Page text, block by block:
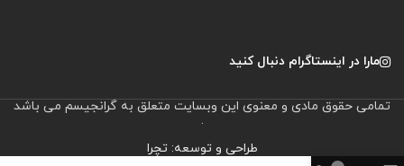
مارا در اینستاگرام دنبال کنید
تمامی حقوق مادی و معنوی این وبسایت متعلق به گرانجیسم می باشد
.
طراحی و توسعه: تچرا